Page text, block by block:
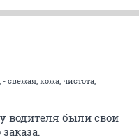
свежая, кожа, чистота,
водителя были свои